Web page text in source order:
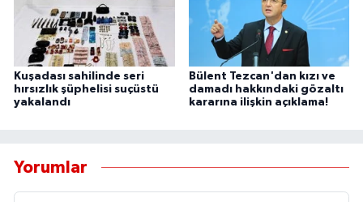
Kuşadası sahilinde seri
hırsızlık şüphelisi suçüstü
yakalandı
Bülent Tezcan'dan kızı ve
damadı hakkındaki gözaltı
kararına ilişkin açıklama!
Yorumlar